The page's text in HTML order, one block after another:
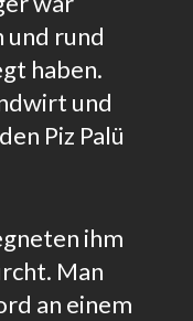
und rund
haben.
und
Piz Palü
ihm
Man
an einem